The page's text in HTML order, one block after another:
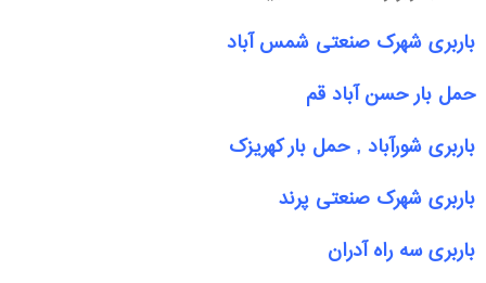
باربری شهرک صنعتی شمس آباد
حمل بار حسن آباد قم
باربری شورآباد , حمل بار کهریزک
باربری شهرک صنعتی پرند
باربری سه راه آدران